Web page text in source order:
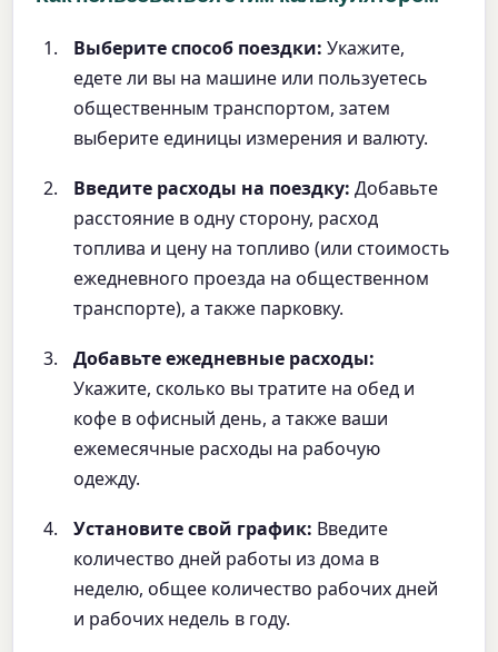
Выберите способ поездки: Укажите,
едете ли вы на машине или пользуетесь
общественным транспортом, затем
выберите единицы измерения и валюту.
Введите расходы на поездку: Добавьте
расстояние в одну сторону, расход
топлива и цену на топливо (или стоимость
ежедневного проезда на общественном
транспорте), а также парковку.
Добавьте ежедневные расходы:
Укажите, сколько вы тратите на обед и
кофе в офисный день, а также ваши
ежемесячные расходы на рабочую
одежду.
Установите свой график: Введите
количество дней работы из дома в
неделю, общее количество рабочих дней
и рабочих недель в году.